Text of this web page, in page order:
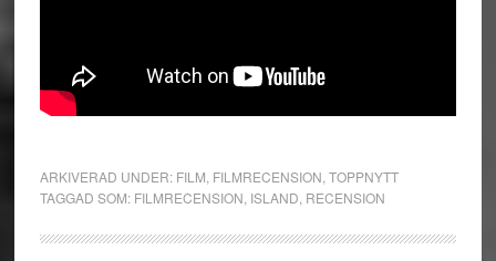
ARKIVERAD UNDER: FILM FILMRECENSION TOPPNYTT
TAGGAD SOM: FILMRECENSION ISLAND RECENSION